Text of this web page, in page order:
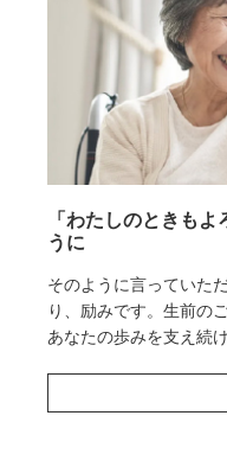
「わたしのときも
うに
そのように言っていた
り、励みです。生前の
あなたの歩みを支え続